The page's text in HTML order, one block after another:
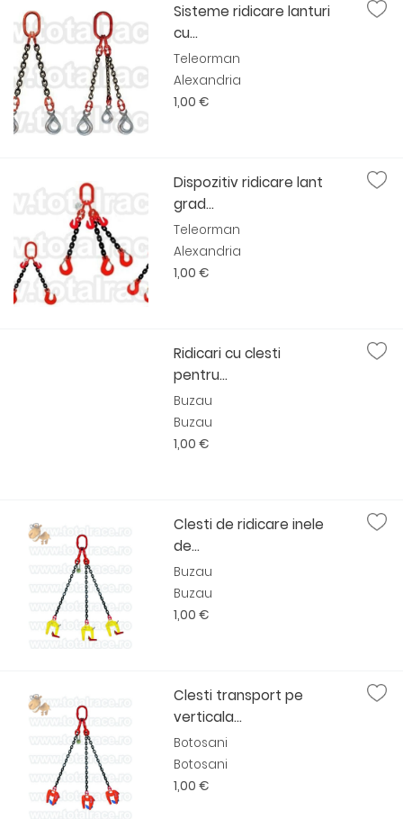
Sisteme ridicare lanturi
cu...
Teleorman
Alexandria
1,00 €
Dispozitiv ridicare lant
grad...
Teleorman
Alexandria
1,00 €
Ridicari cu clesti
pentru...
Buzau
Buzau
1,00 €
Clesti de ridicare inele
de...
Buzau
Buzau
1,00 €
Clesti transport pe
verticala...
Botosani
Botosani
1,00 €